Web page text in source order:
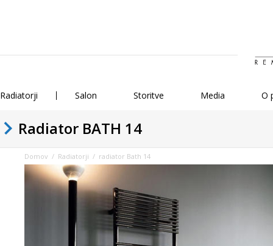
Radiatorji Salon Storitve Media O
Radiator BATH 14
Domov / Radiatorji / radiator Bath 14